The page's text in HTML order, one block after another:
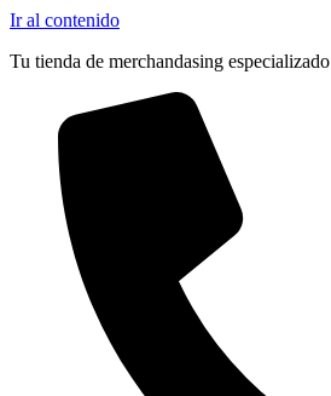
Ir al contenido
Tu tienda de merchandasing especializado